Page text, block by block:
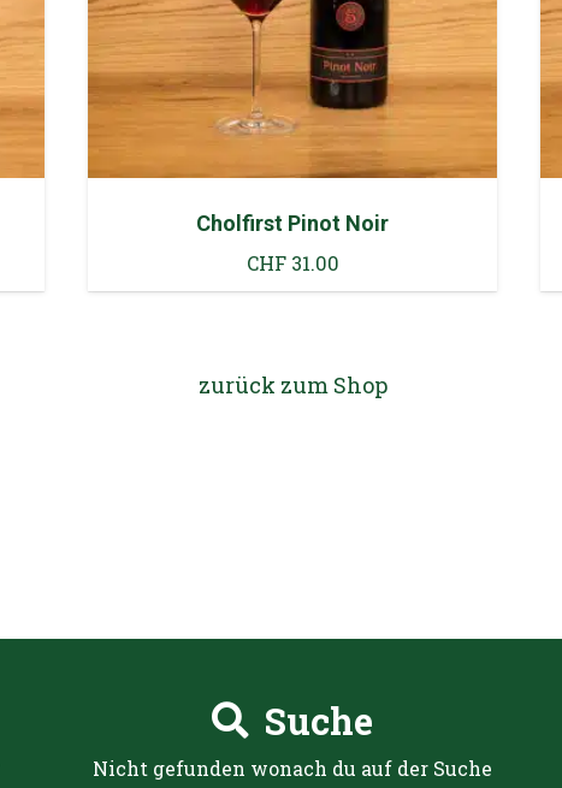
Räuschling
CHF24.00
zurück zum Shop
Suche
Nicht gefunden wonach du auf der Suche